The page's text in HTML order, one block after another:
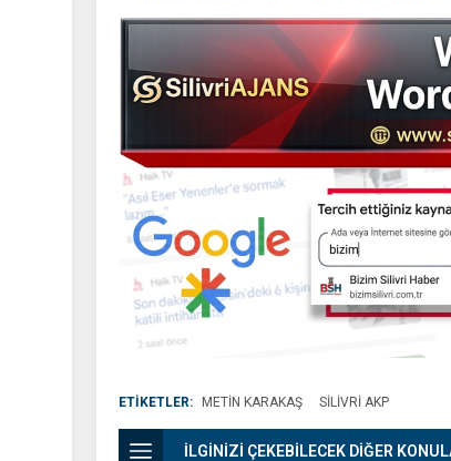
ETİKETLER: METIN KARAKAŞ SILIVRI AKP
İLGİNİZİ ÇEKEBİLECEK DİĞER